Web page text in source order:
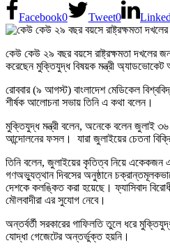
Facebook0 Tweet0
কেউ কেউ ২৯ বছর বয়সে রাষ্ট্রক্ষমতা দখলের
করেছেন মুক্তিযুদ্ধ বিষয়ক মন্ত্রী
রোববার (৯ আগস্ট) বাংলাদেশ মেডিকেল
শীর্ষক আলোচনা সভায় তিনি এ কথা বলেন।
মুক্তিযুদ্ধ মন্ত্রী বলেন, অনেকে বলেন জুলাই
আন্দোলনের ফসল। যারা জুলাইয়ের চেতনা
তিনি বলেন, জুলাইয়ের কৃতিত্ব নিয়ে
গণঅভ্যুত্থান দিবসের অনুষ্ঠানে
দেশকে কলঙ্কিত করা হয়েছে। ফ্যাসিবাদ
মৌলবাদীরা এর সুযোগ নেবে।
অন্তর্বর্তী সরকারের গাফিলতি তুলে ধরে
যোদ্ধা গেজেটের অন্তর্ভুক্ত হয়নি।